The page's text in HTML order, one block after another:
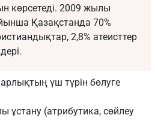
көрсетеді. 2009 жылы
Қазақстанда 70%
2,8% атеисттер
үш түрін бөлуге
ұстану (атрибутика, сөйлеу